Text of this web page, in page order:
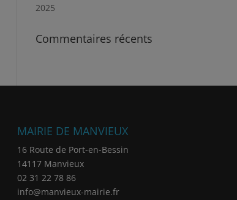
2025
Commentaires récents
MAIRIE DE MANVIEUX
16 Route de Port-en-Bessin
14117 Manvieux
02 31 22 78 86
info@manvieux-mairie.fr